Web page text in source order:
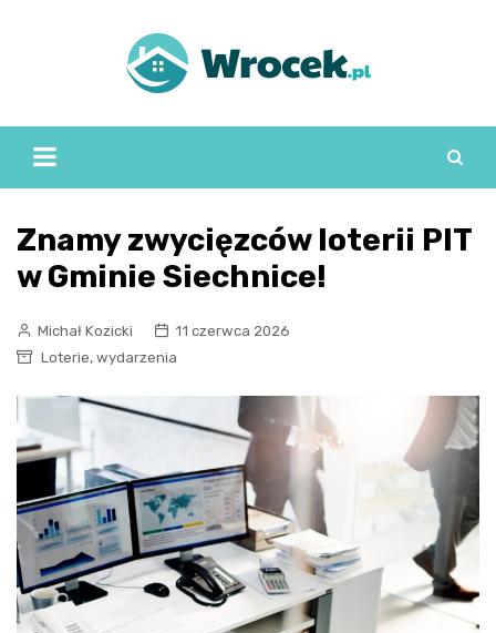
Znamy zwycięzców loterii PIT
w Gminie Siechnice!
Michał Kozicki
11 czerwca 2026
Loterie, wydarzenia